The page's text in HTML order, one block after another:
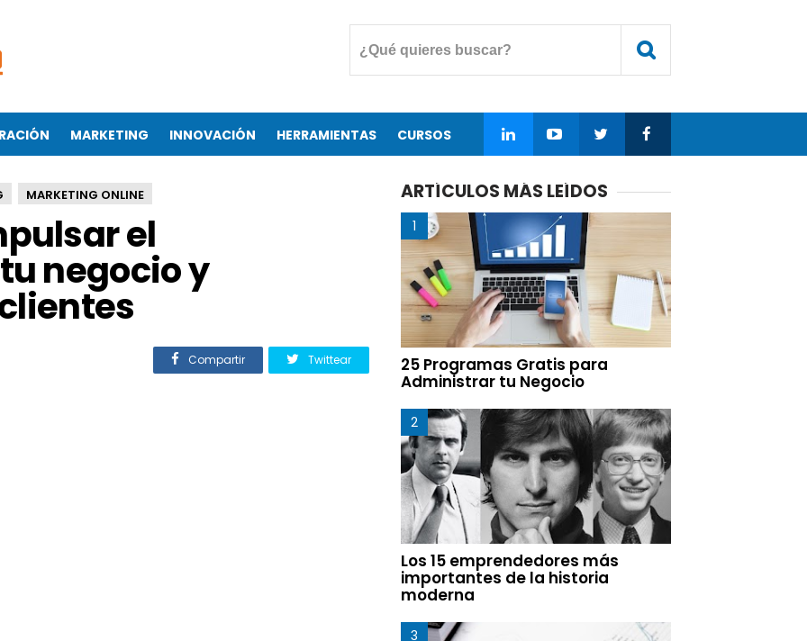
MARKETING INNOVACIÓN HERRAMIENTAS CURSOS
MARKETING ONLINE
el
negocio y
Compartir Twittear
ARTÍCULOS MÁS LEÍDOS
25 Programas Gratis para
Administrar tu Negocio
Los 15 emprendedores más
importantes de la historia
moderna